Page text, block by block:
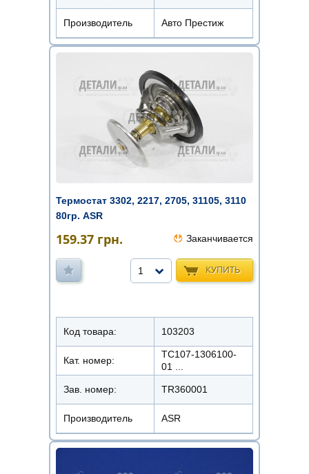
Производитель Авто Престиж
Термостат 3302, 2217, 2705, 31105, 3110
80гр. ASR
159.37 грн. Заканчивается
КУПИТЬ
1
Код товара: 103203
Кат. номер:
ТС107-1306100-
01 ...
Зав. номер: TR360001
Производитель ASR